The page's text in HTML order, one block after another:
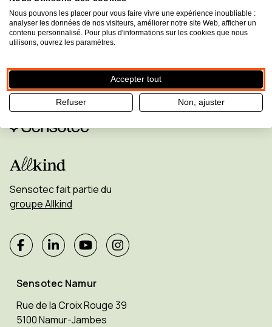
Inscrivez-vous à notre newsletter et ne
manquez aucune mise à jour!
Sensotec fait partie du
groupe Allkind
Sensotec Namur
Rue de la Croix Rouge 39
5100 Namur-Jambes
Nous pouvons les placer pour vous faire vivre une expérience inoubliable :
analyser les données de nos visiteurs, améliorer notre site Web, afficher un
contenu personnalisé. Pour plus d'informations sur les cookies que nous
utilisons, ouvrez les paramètres.
Accepter tout
Refuser Non, ajuster